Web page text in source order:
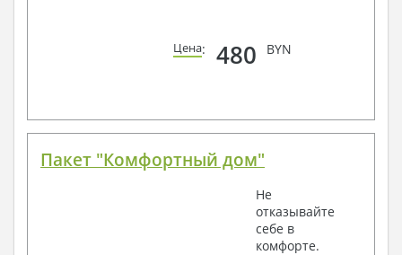
Цена: 480 BYN
Пакет "Комфортный дом"
Не
отказывайте
себе в
комфорте.